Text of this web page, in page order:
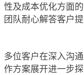
性及成本优化方面
团队耐心解答客户
多位客户在深入沟
作方案展开进一步